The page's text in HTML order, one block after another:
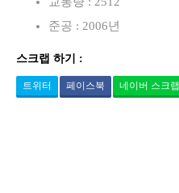
준공 : 2006년
스크랩 하기 :
트위터 페이스북 네이버 스크랩